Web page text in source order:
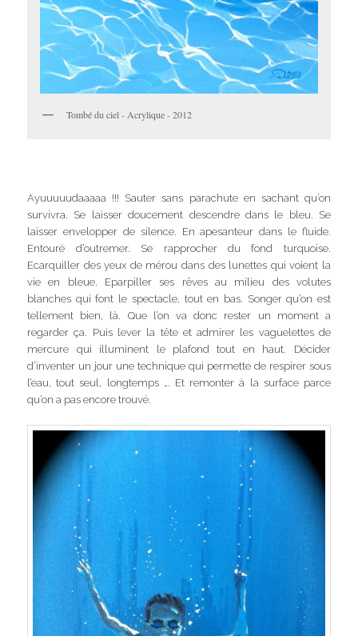
Tombé du ciel - Acrylique - 2012
Ayuuuuudaaaaa !!! Sauter sans parachute en sachant qu’on
survivra. Se laisser doucement descendre dans le bleu. Se
laisser envelopper de silence. En apesanteur dans le fluide.
Entouré d’outremer. Se rapprocher du fond turquoise.
Ecarquiller des yeux de mérou dans des lunettes qui voient la
vie en bleue. Eparpiller ses rêves au milieu des volutes
blanches qui font le spectacle, tout en bas. Songer qu’on est
tellement bien, là. Que l’on va donc rester un moment a
regarder ça. Puis lever la tête et admirer les vaguelettes de
mercure qui illuminent le plafond tout en haut. Décider
d’inventer un jour une technique qui permette de respirer sous
l’eau, tout seul, longtemps …. Et remonter à la surface parce
qu’on a pas encore trouvé.